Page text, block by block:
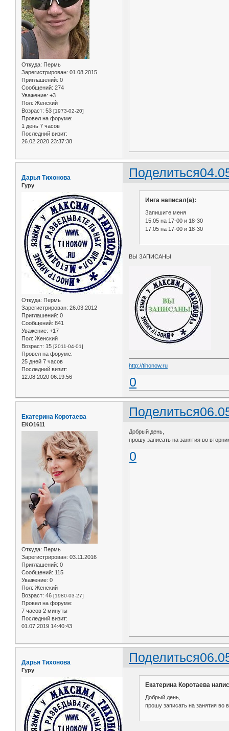
Откуда: Пермь
Зарегистрирован: 01.08.2015
Приглашений: 0
Сообщений: 274
Уважение: +3
Пол: Женский
Возраст: 53 [1973-02-20]
Провел на форуме:
1 день 7 часов
Последний визит:
26.02.2020 23:37:38
Поделиться
Дарья Тихонова
Гуру
Откуда: Пермь
Зарегистрирован: 26.03.2012
Приглашений: 0
Сообщений: 841
Уважение: +17
Пол: Женский
Возраст: 15 [2011-04-01]
Провел на форуме:
25 дней 7 часов
Последний визит:
12.08.2020 06:19:56
Инга написал(а):
Запишите меня
15.05 на 17-00 и 18-30
17.05 на 17-00 и 18-30
ВЫ ЗАПИСАНЫ
http://tihonow.ru
0
Поделиться
Екатерина Коротаева
ЕКО1611
Откуда: Пермь
Зарегистрирован: 03.11.2016
Приглашений: 0
Сообщений: 115
Уважение: 0
Пол: Женский
Возраст: 46 [1980-03-27]
Провел на форуме:
7 часов 2 минуты
Последний визит:
01.07.2019 14:40:43
Добрый день,
прошу записать на занятия во
0
Поделиться
Дарья Тихонова
Гуру
Екатерина Коротаева
Добрый день,
прошу записать на занятия во